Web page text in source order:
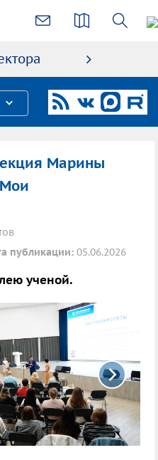
Марины
публикации: 05.06.2026
ученой.